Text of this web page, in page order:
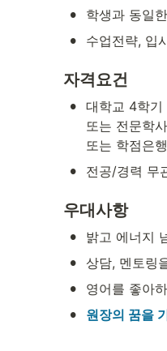
• 학생과 동일
• 수업전략, 입
자격요건
• 대학교 4학
또는 전문학
또는 학점은
• 전공/경력 무
우대사항
• 밝고 에너지
• 상담, 멘토링
• 영어를 좋아
• 원장의 꿈을